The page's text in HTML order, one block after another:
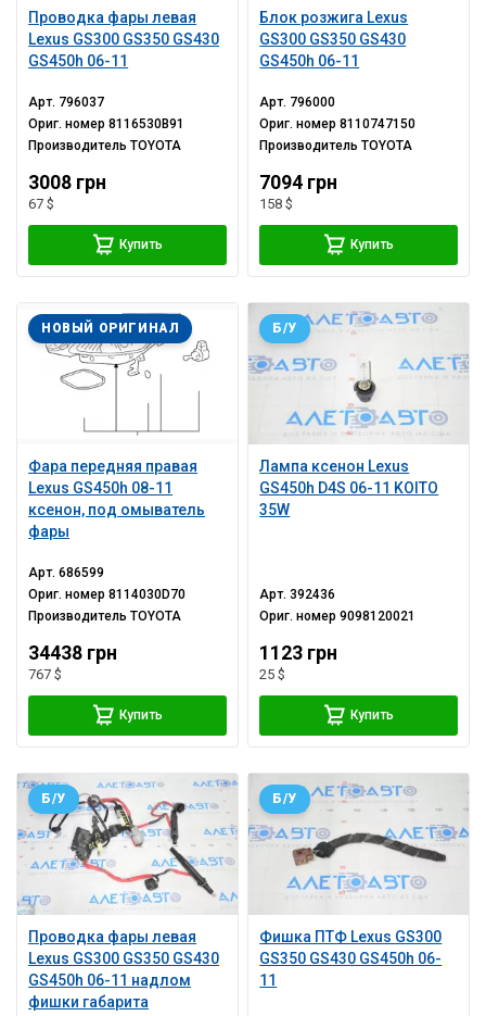
Проводка фары левая
Lexus GS300 GS350 GS430
GS450h 06-11
Арт. 796037
Ориг. номер8116530B91
ПроизводительTOYOTA
3008 грн
67 $
Купить
Блок розжига Lexus
GS300 GS350 GS430
GS450h 06-11
Арт. 796000
Ориг. номер8110747150
ПроизводительTOYOTA
7094 грн
158 $
Купить
Фара передняя правая
Lexus GS450h 08-11
ксенон, под омыватель
фары
НОВЫЙ ОРИГИНАЛ
Арт.686599
Ориг. номер8114030D70
ПроизводительTOYOTA
34438 грн
767 $
Купить
Лампа ксенон Lexus
GS450h D4S 06-11 KOITO
35W
Б/У
Арт.392436
Ориг. номер9098120021
1123 грн
25 $
Купить
Проводка фары левая
Lexus GS300 GS350 GS430
GS450h 06-11 надлом
фишки габарита
Б/У
Фишка ПТФ Lexus GS300
GS350 GS430 GS450h 06-
11
Б/У